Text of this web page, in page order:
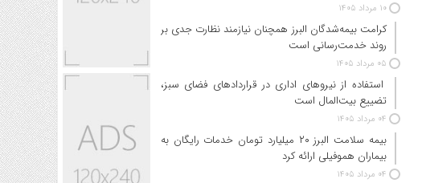
۱۰ مرداد ۱۴۰۵
کرامت بیمه‌شدگان البرز همچنان نیازمند نظارت جدی بر
روند خدمت‌رسانی است
۰۵ مرداد ۱۴۰۵
استفاده از نیروهای اداری در قراردادهای فضای سبز،
تضییع بیت‌المال است
۰۴ مرداد ۱۴۰۵
بیمه سلامت البرز ۲۰ میلیارد تومان خدمات رایگان به
بیماران هموفیلی ارائه کرد
۰۴ مرداد ۱۴۰۵